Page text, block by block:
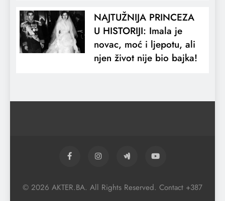
NAJTUŽNIJA PRINCEZA
U HISTORIJI: Imala je
novac, moć i ljepotu, ali
njen život nije bio bajka!
© 2026 AKTER.BA. All Rights Reserved. Contact +387